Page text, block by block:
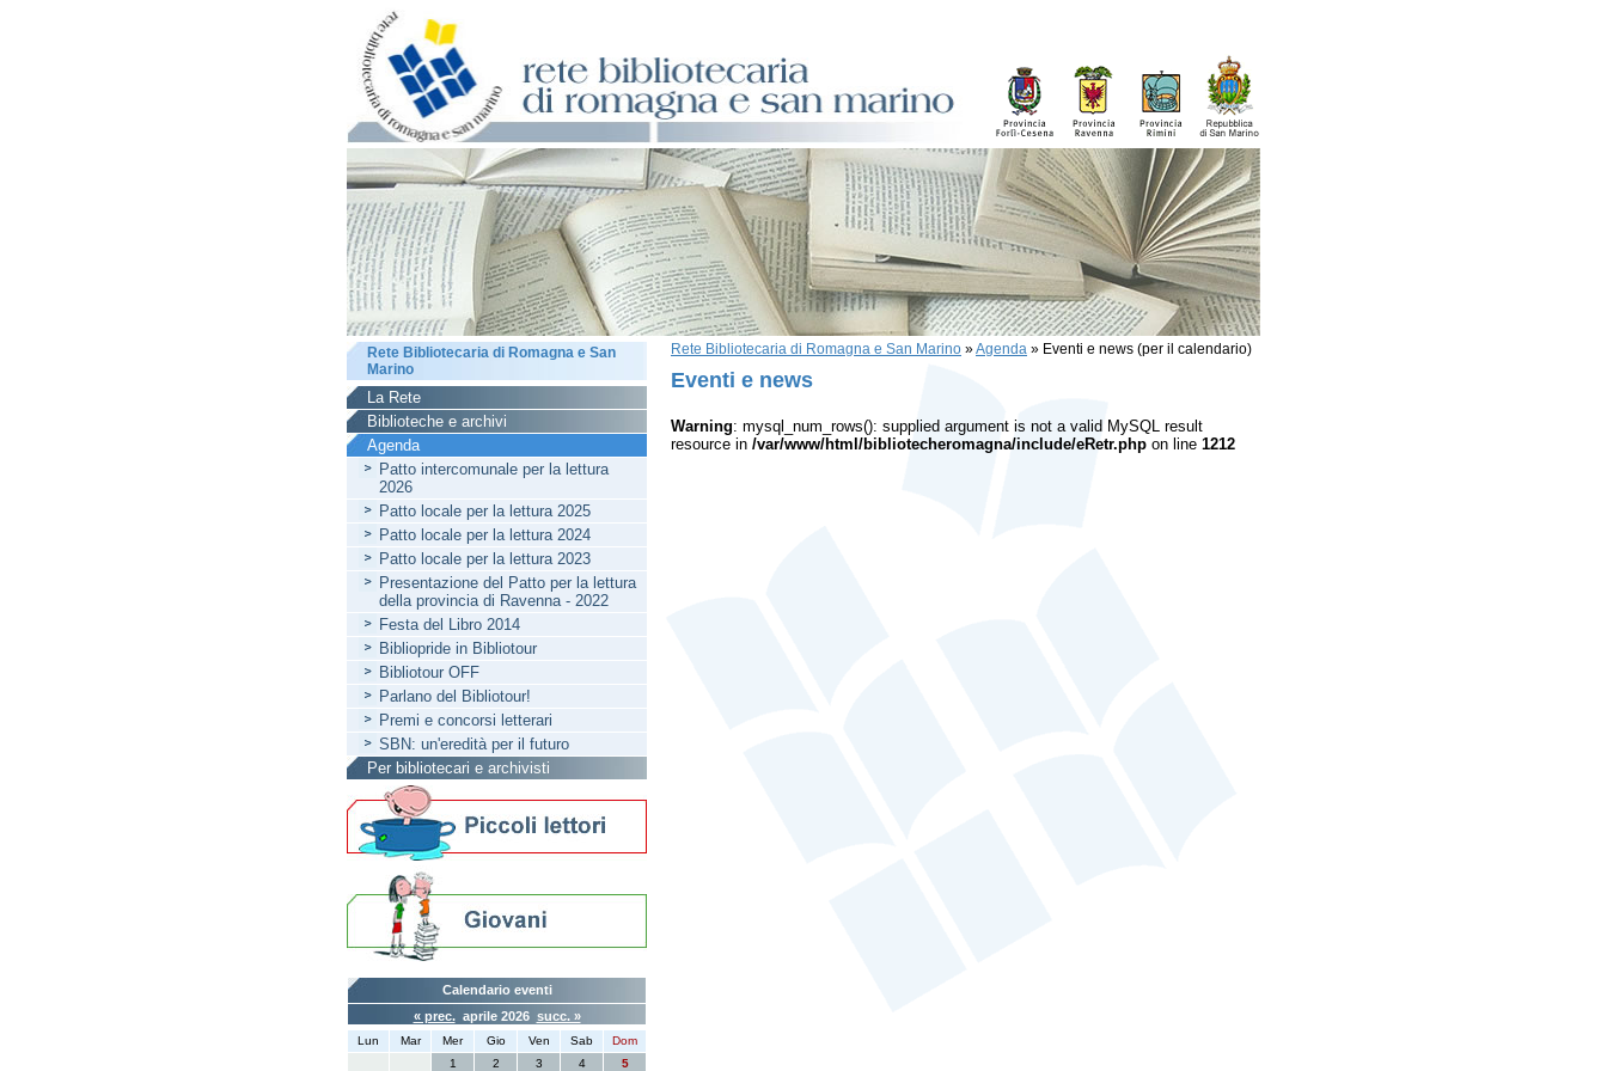
Rete Bibliotecaria di Romagna e San Marino »Agenda » Eventi e news (per il calendario)
Eventi e news
Warning: mysql_num_rows(): supplied argument is not a valid MySQL result
resource in /var/www/html/bibliotecheromagna/include/eRetr.php on line 1212
Rete Bibliotecaria di Romagna e San
Marino
La Rete
Biblioteche e archivi
Agenda
Patto intercomunale per la lettura
2026
Patto locale per la lettura 2025
Patto locale per la lettura 2024
Patto locale per la lettura 2023
Presentazione del Patto per la lettura
della provincia di Ravenna - 2022
Festa del Libro 2014
Bibliopride in Bibliotour
Bibliotour OFF
Parlano del Bibliotour!
Premi e concorsi letterari
SBN: un'eredità per il futuro
Per bibliotecari e archivisti
Calendario eventi
« prec.aprile 2026 succ. »
Lun Mar Mer Gio Ven Sab
Dom
1
2 3 4 5